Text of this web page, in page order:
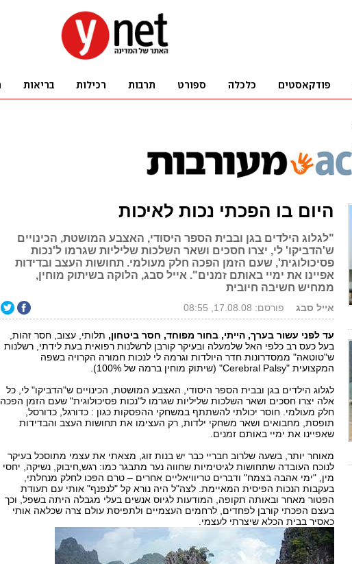
היום בו הפכתי נכות לאיכות
"לגלוג הילדים בגן ובבית הספר היסודי, האצבע המושטת, הכינויים
ש'הדביקו' לי, יצרו חסכים ושאר השלכות שליליות שגרמו ל'נכות
פסיכולוגית', שעם הזמן הפכה חלק מעולמי. תחושות העצב ובדידות
אפיינו את ימיי באותם זמנים". אייל סבג, הלוקה בשיתוק מוחין,
ממחיש חשיבה חיובית
אייל סבג פורסם: 17.08.08, 08:55
עד לפני עשור בערך, הייתי, בחור מפוחד, חסר ביטחון, תלותי, עצוב, חסר זהות,
בעל כעס רב כלפי האל שלמעלה ובעיקר קורבן לרשלנות רפואית בעת לידתי, רשלנות
ש"טוטאה" ממסדרונות חדר היולדות וגרמה לי לנכות חמורה הקרויה בשפה
המקצועית "Cerebral Palsy" (שיתוק מוחין ברמה של 100%).
לגלוג הילדים בגן ובבית הספר היסודי, האצבע המושטת, הכינויים ש"הדביקו" לי, כל
אלה יצרו חסכים ושאר השלכות שליליות שגרמו ל"נכות פסיכולוגית" שעם הזמן הפכה
חלק מעולמי. חוסר יכולתי להשתתף במשחקי ההפסקות כגון : כדורגל, כדורסל,
תופסת, מחבואים ושאר משחקי ילדות, רק העצימו את תחושות העצב והבדידות
שאפיינו את ימיי באותם זמנים.
מאוחר יותר, בשעה שלרוב חבריי כבר יש בנות זוג, מצאתי את עצמי מתוסכל בעיקר
לנוכח העובדה שתחושות לגיטימיות שחווה נער מתבגר כמו: רגש,חיבוק, נשיקה, יחסי
מין, "ימי אהבה בצמח" ודברים טריוויאליים אחרים – טרם הפכו לחלק מנחלתי,
בעקבות הנכות הפיסית המאיימת. לצה"ל היה נורא קל "לנפנף" אותי עם תעודת
הפטור מאחר ובאותה תקופה, המודעות לגיוס אנשים בעלי מגבלה היתה בשפל, וכך
בעצם הפכתי קורבן לפחדים, לרחמים העצמיים ולתפיסת עולם צרה שכלאה אותי
כאסיר בבית הכלא שיצרתי לעצמי.